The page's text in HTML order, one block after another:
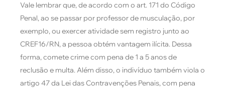
Vale lembrar que, de acordo com o art. 171 do Código
Penal, ao se passar por professor de musculação, por
exemplo, ou exercer atividade sem registro junto ao
CREF16/RN, a pessoa obtém vantagem ilícita. Dessa
forma, comete crime com pena de 1 a 5 anos de
reclusão e multa. Além disso, o indivíduo também viola o
artigo 47 da Lei das Contravenções Penais, com pena